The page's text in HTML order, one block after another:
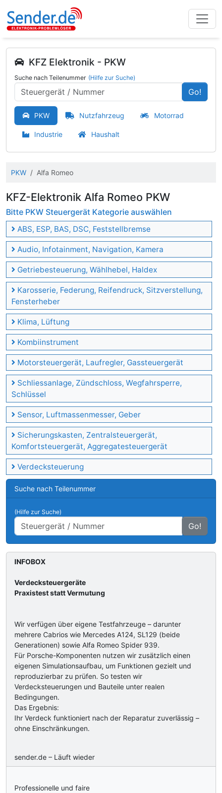
KFZ Elektronik - PKW
Suche nach Teilenummer (Hilfe zur Suche)
Go!
PKW Nutzfahrzeug Motorrad
Industrie Haushalt
PKW Alfa Romeo
KFZ-Elektronik Alfa Romeo PKW
Bitte PKW Steuergerät Kategorie auswählen
ABS, ESP, BAS, DSC, Feststellbremse
Audio, Infotainment, Navigation, Kamera
Getriebesteuerung, Wählhebel, Haldex
Karosserie, Federung, Reifendruck, Sitzverstellung,
Fensterheber
Klima, Lüftung
Kombiinstrument
Motorsteuergerät, Laufregler, Gassteuergerät
Schliessanlage, Zündschloss, Wegfahrsperre,
Schlüssel
Sensor, Luftmassenmesser, Geber
Sicherungskasten, Zentralsteuergerät,
Komfortsteuergerät, Aggregatesteuergerät
Verdecksteuerung
Suche nach Teilenummer
(Hilfe zur Suche)
Go!
INFOBOX
Verdecksteuergeräte
Praxistest statt Vermutung
Wir verfügen über eigene Testfahrzeuge – darunter
mehrere Cabrios wie Mercedes A124, SL129 (beide
Generationen) sowie Alfa Romeo Spider 939.
Für Porsche-Komponenten nutzen wir zusätzlich einen
eigenen Simulationsaufbau, um Funktionen gezielt und
reproduzierbar zu prüfen. So testen wir
Verdecksteuerungen und Bauteile unter realen
Bedingungen.
Das Ergebnis:
Ihr Verdeck funktioniert nach der Reparatur zuverlässig –
ohne Einschränkungen.
sender.de – Läuft wieder
Professionelle und faire